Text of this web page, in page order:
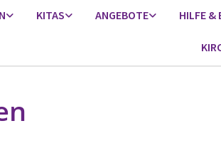
KITAS ANGEBOTE HILFE &